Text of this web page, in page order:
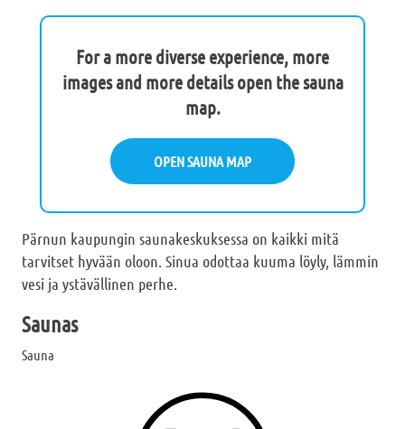
For a more diverse experience, more
images and more details open the sauna
map.
OPEN SAUNA MAP
Pärnun kaupungin saunakeskuksessa on kaikki mitä
tarvitset hyvään oloon. Sinua odottaa kuuma löyly, lämmin
vesi ja ystävällinen perhe.
Saunas
Sauna